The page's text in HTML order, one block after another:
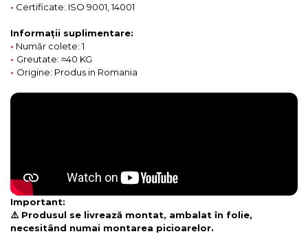
• Certificate: ISO 9001, 14001
Informații suplimentare:
• Număr colete: 1
• Greutate: ≈40 KG
• Origine: Produs in Romania
Important:
⚠️ Produsul se livrează montat, ambalat în folie,
necesitând numai montarea picioarelor.